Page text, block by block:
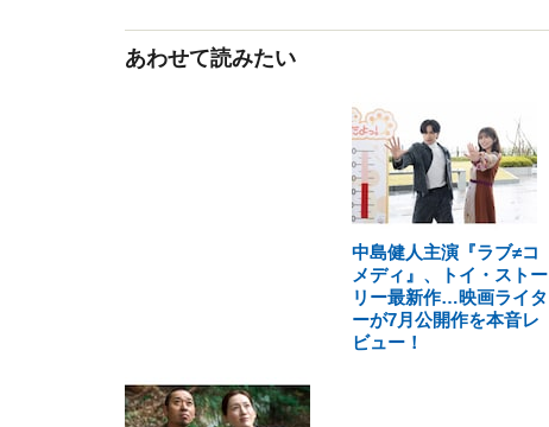
あわせて読みたい
中島健人主演『ラブ≠コ
メディ』、トイ・ストー
リー最新作…映画ライタ
ーが7月公開作を本音レ
ビュー！